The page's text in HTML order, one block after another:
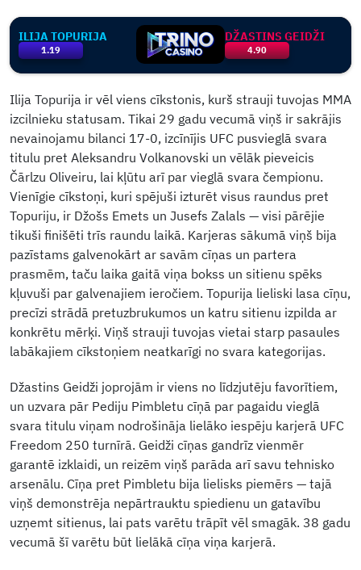
ILIJA TOPURIJA
1.19 4.90
DŽASTINS GEIDŽI
Ilija Topurija ir vēl viens cīkstonis, kurš strauji tuvojas MMA
izcilnieku statusam. Tikai 29 gadu vecumā viņš ir sakrājis
nevainojamu bilanci 17-0, izcīnījis UFC pusvieglā svara
titulu pret Aleksandru Volkanovski un vēlāk pieveicis
Čārlzu Oliveiru, lai kļūtu arī par vieglā svara čempionu.
Vienīgie cīkstoņi, kuri spējuši izturēt visus raundus pret
Topuriju, ir Džošs Emets un Jusefs Zalals — visi pārējie
tikuši finišēti trīs raundu laikā. Karjeras sākumā viņš bija
pazīstams galvenokārt ar savām cīņas un partera
prasmēm, taču laika gaitā viņa bokss un sitienu spēks
kļuvuši par galvenajiem ieročiem. Topurija lieliski lasa cīņu,
precīzi strādā pretuzbrukumos un katru sitienu izpilda ar
konkrētu mērķi. Viņš strauji tuvojas vietai starp pasaules
labākajiem cīkstoņiem neatkarīgi no svara kategorijas.
Džastins Geidži joprojām ir viens no līdzjutēju favorītiem,
un uzvara pār Pediju Pimbletu cīņā par pagaidu vieglā
svara titulu viņam nodrošināja lielāko iespēju karjerā UFC
Freedom 250 turnīrā. Geidži cīņas gandrīz vienmēr
garantē izklaidi, un reizēm viņš parāda arī savu tehnisko
arsenālu. Cīņa pret Pimbletu bija lielisks piemērs — tajā
viņš demonstrēja nepārtrauktu spiedienu un gatavību
uzņemt sitienus, lai pats varētu trāpīt vēl smagāk. 38 gadu
vecumā šī varētu būt lielākā cīņa viņa karjerā.